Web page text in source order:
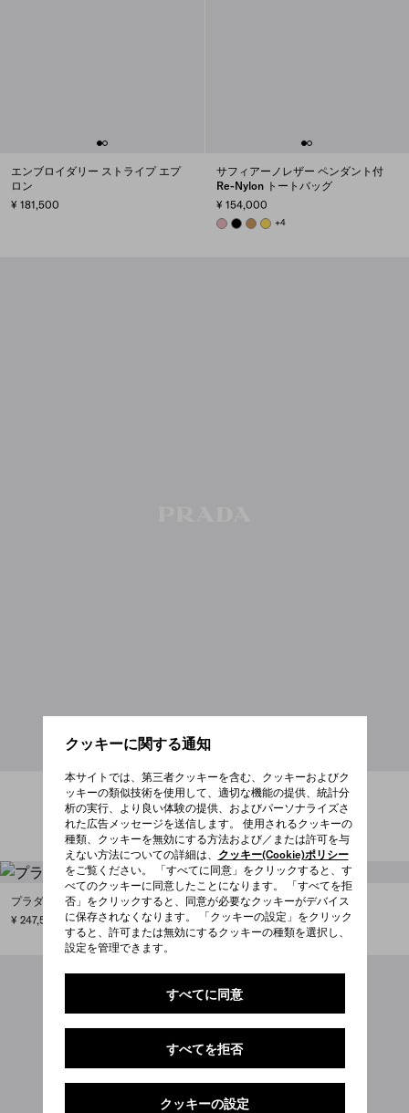
クッキーに関する通知
本サイトでは、第三者クッキーを含む、クッキーおよびク
ッキーの類似技術を使用して、適切な機能の提供、統計分
析の実行、より良い体験の提供、およびパーソナライズさ
れた広告メッセージを送信します。 使用されるクッキーの
種類、クッキーを無効にする方法および／または許可を与
えない方法についての詳細は、 クッキー(Cookie)ポリシー
をご覧ください。 「すべてに同意」をクリックすると、す
べてのクッキーに同意したことになります。 「すべてを拒
否」をクリックすると、同意が必要なクッキーがデバイス
に保存されなくなります。 「クッキーの設定」をクリック
すると、許可または無効にするクッキーの種類を選択し、
設定を管理できます。
すべてに同意
すべてを拒否
クッキーの設定
エンブロイダリー ストライプ エプ
ロン
¥ 181,500
サフィアーノレザー ペンダント付
Re-Nylon トートバッグ
¥ 154,000
PEACHBLACKCAMEL BROWN
DAFFODIL
+4
すべて表示
プラダ シェリ Re-Nylon ミニ バッグ
¥ 247,500